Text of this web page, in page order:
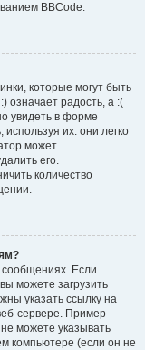
BBCode.
которые могут быть
означает радость, а :(
увидеть в форме
их: они легко
может
его.
количество
Если
можете загрузить
указать ссылку на
сервере. Пример
можете указывать
компьютере (если он не